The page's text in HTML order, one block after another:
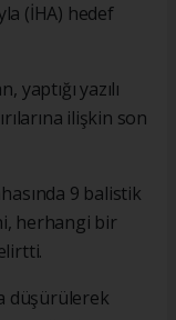
(İHA) hedef
yaptığı yazılı
ilişkin son
9 balistik
herhangi bir
düşürülerek